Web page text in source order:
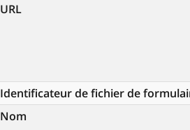
URL
Identificateur de fichier de
Nom